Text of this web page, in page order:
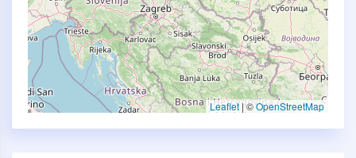
Leaflet|©OpenStreetMap